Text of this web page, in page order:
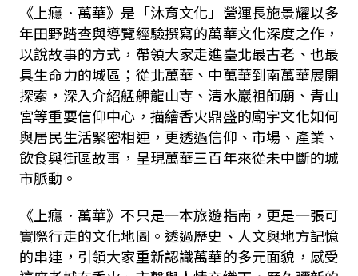
《上癮．萬華》是「沐育文化」營運長施景耀以多
年田野踏查與導覽經驗撰寫的萬華文化深度之作，
以說故事的方式，帶領大家走進臺北最古老、也最
具生命力的城區；從北萬華、中萬華到南萬華展開
探索，深入介紹艋舺龍山寺、清水巖祖師廟、青山
宮等重要信仰中心，描繪香火鼎盛的廟宇文化如何
與居民生活緊密相連，更透過信仰、市場、產業、
飲食與街區故事，呈現萬華三百年來從未中斷的城
市脈動。
《上癮．萬華》不只是一本旅遊指南，更是一張可
實際行走的文化地圖。透過歷史、人文與地方記憶
的串連，引領大家重新認識萬華的多元面貌，感受